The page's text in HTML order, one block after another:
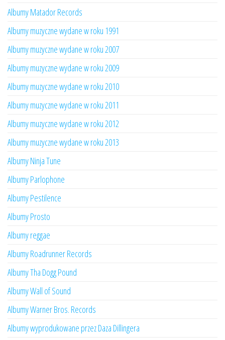
Albumy Matador Records
Albumy muzyczne wydane w roku 1991
Albumy muzyczne wydane w roku 2007
Albumy muzyczne wydane w roku 2009
Albumy muzyczne wydane w roku 2010
Albumy muzyczne wydane w roku 2011
Albumy muzyczne wydane w roku 2012
Albumy muzyczne wydane w roku 2013
Albumy Ninja Tune
Albumy Parlophone
Albumy Pestilence
Albumy Prosto
Albumy reggae
Albumy Roadrunner Records
Albumy Tha Dogg Pound
Albumy Wall of Sound
Albumy Warner Bros. Records
Albumy wyprodukowane przez Daza Dillingera